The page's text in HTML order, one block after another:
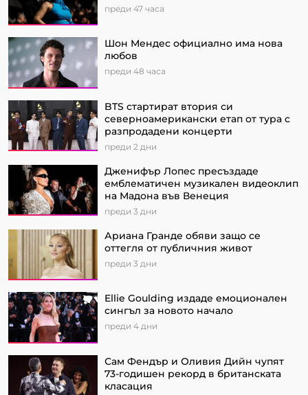
преди 47 часа
Шон Мендес официално има нова
любов
преди 48 часа
BTS стартират втория си
северноамерикански етап от турa с
разпродадени концерти
преди 2 дни
Дженифър Лопес пресъздаде
емблематичен музикален видеоклип
на Мадона във Венеция
преди 3 дни
Ариана Гранде обяви защо се
оттегля от публичния живот
преди 3 дни
Ellie Goulding издаде емоционален
сингъл за новото начало
преди 4 дни
Сам Фендър и Оливия Дийн чупят
73-годишен рекорд в британската
класация